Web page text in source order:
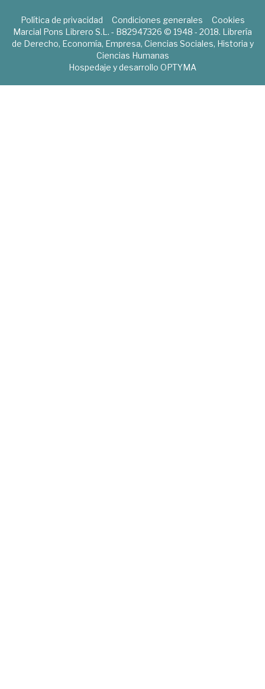
Política de privacidad Condiciones generales
Cookies
Marcial Pons Librero S.L. - B82947326 © 1948 - 2018. Librería
de Derecho, Economía, Empresa, Ciencias Sociales, Historia y
Ciencias Humanas
Hospedaje y desarrollo OPTYMA